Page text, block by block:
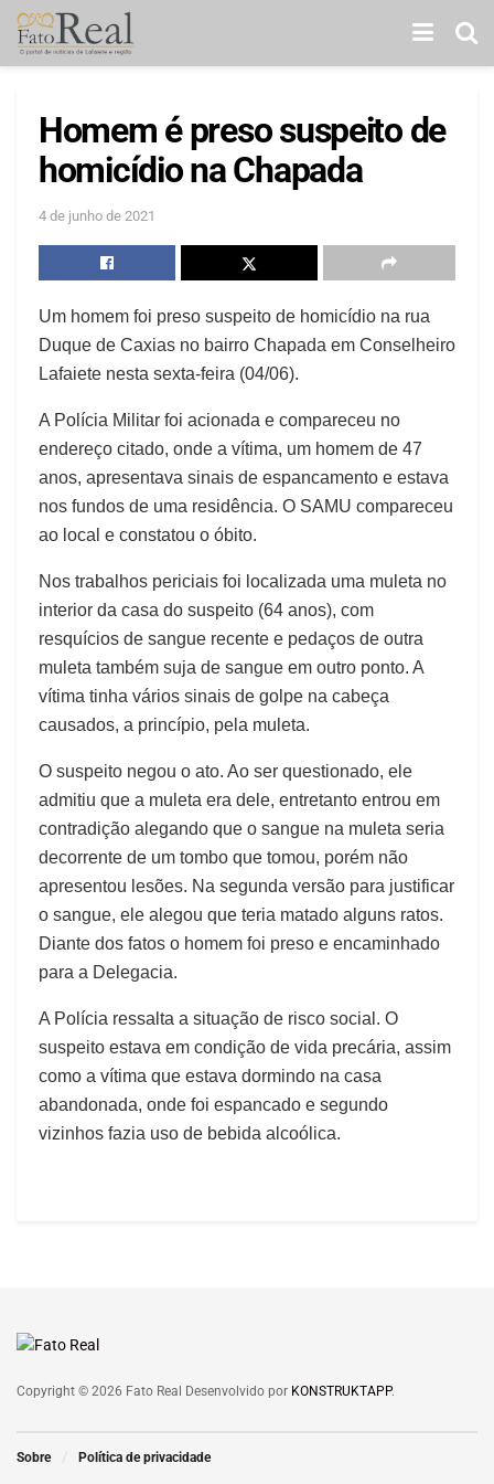
Homem é preso suspeito de
homicídio na Chapada
4 de junho de 2021
Um homem foi preso suspeito de homicídio na rua
Duque de Caxias no bairro Chapada em Conselheiro
Lafaiete nesta sexta-feira (04/06).
A Polícia Militar foi acionada e compareceu no
endereço citado, onde a vítima, um homem de 47
anos, apresentava sinais de espancamento e estava
nos fundos de uma residência. O SAMU compareceu
ao local e constatou o óbito.
Nos trabalhos periciais foi localizada uma muleta no
interior da casa do suspeito (64 anos), com
resquícios de sangue recente e pedaços de outra
muleta também suja de sangue em outro ponto. A
vítima tinha vários sinais de golpe na cabeça
causados, a princípio, pela muleta.
O suspeito negou o ato. Ao ser questionado, ele
admitiu que a muleta era dele, entretanto entrou em
contradição alegando que o sangue na muleta seria
decorrente de um tombo que tomou, porém não
apresentou lesões. Na segunda versão para justificar
o sangue, ele alegou que teria matado alguns ratos.
Diante dos fatos o homem foi preso e encaminhado
para a Delegacia.
A Polícia ressalta a situação de risco social. O
suspeito estava em condição de vida precária, assim
como a vítima que estava dormindo na casa
abandonada, onde foi espancado e segundo
vizinhos fazia uso de bebida alcoólica.
Copyright © 2026 Fato Real Desenvolvido por KONSTRUKTAPP.
Sobre Política de privacidade